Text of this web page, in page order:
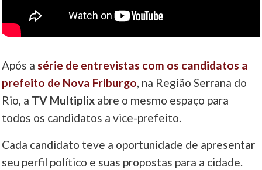
Após asérie de entrevistas com os candidatos a
prefeito de Nova Friburgo, na Região Serrana do
Rio, a TV Multiplix abre o mesmo espaço para
todos os candidatos a vice-prefeito.
Cada candidato teve a oportunidade de apresentar
seu perfil político e suas propostas para a cidade.